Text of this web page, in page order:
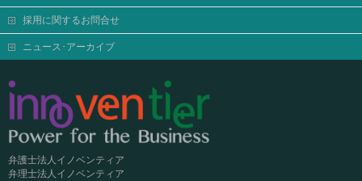
採用に関するお問合せ
ニュース･アーカイブ
弁護士法人イノベンティア
弁理士法人イノベンティア